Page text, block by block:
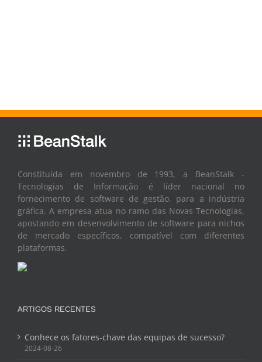
Constituída em novembro de 1993, a BeanStalk -
Tecnologias de Informação é líder nacional no
fornecimento de software de gestão, para a indústria
gráfica. A empresa atua no ramo das Novas Tecnologias,
apostando em desenvolvimento de software para nichos
de mercado específicos, compatível com diferentes
plataformas.
ARTIGOS RECENTES
Conhece os fatores-chave das equipas de sucesso?
2024-08-26